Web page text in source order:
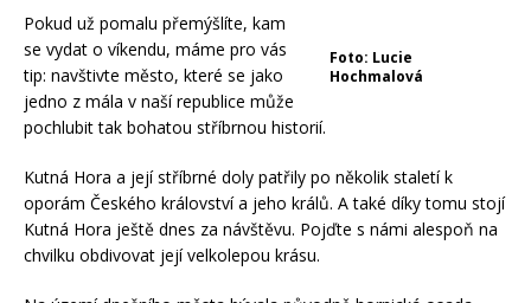
Foto: Lucie
Hochmalová
Pokud už pomalu přemýšlíte, kam
se vydat o víkendu, máme pro vás
tip: navštivte město, které se jako
jedno z mála v naší republice může
pochlubit tak bohatou stříbrnou historií.
Kutná Hora a její stříbrné doly patřily po několik staletí k
oporám Českého království a jeho králů. A také díky tomu stojí
Kutná Hora ještě dnes za návštěvu. Pojďte s námi alespoň na
chvilku obdivovat její velkolepou krásu.